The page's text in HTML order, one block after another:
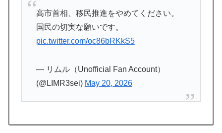
人類は広島から何を学んだのか 原爆投下から81年、核
兵器が再び増え始めた世界【海外の反応・解説】
海外「世界で日本を死守するぞ！」 日本の消防署を訪
れたちびっ子集団が世界をメロメロに
事！W杯予選でレフリーへの性的接待発覚！海外騒然！
【海外の反応】
▶ 海外「うちは同じ日に二人とも不機嫌になるのは禁止。
ない結婚の話…？
高市首相、移民推進をやめてください。
国民の切実な願いです。
pic.twitter.com/oc86bRKkS5
— リムル（Unofficial Fan Account）
(@LIMR3sei) May 20, 2026